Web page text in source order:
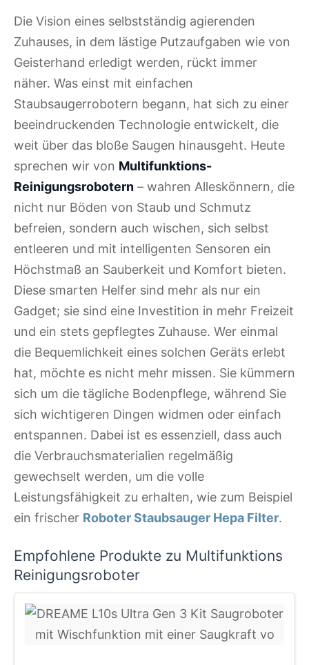
Die Vision eines selbstständig agierenden
Zuhauses, in dem lästige Putzaufgaben wie von
Geisterhand erledigt werden, rückt immer
näher. Was einst mit einfachen
Staubsaugerrobotern begann, hat sich zu einer
beeindruckenden Technologie entwickelt, die
weit über das bloße Saugen hinausgeht. Heute
sprechen wir von Multifunktions-
Reinigungsrobotern – wahren Alleskönnern, die
nicht nur Böden von Staub und Schmutz
befreien, sondern auch wischen, sich selbst
entleeren und mit intelligenten Sensoren ein
Höchstmaß an Sauberkeit und Komfort bieten.
Diese smarten Helfer sind mehr als nur ein
Gadget; sie sind eine Investition in mehr Freizeit
und ein stets gepflegtes Zuhause. Wer einmal
die Bequemlichkeit eines solchen Geräts erlebt
hat, möchte es nicht mehr missen. Sie kümmern
sich um die tägliche Bodenpflege, während Sie
sich wichtigeren Dingen widmen oder einfach
entspannen. Dabei ist es essenziell, dass auch
die Verbrauchsmaterialien regelmäßig
gewechselt werden, um die volle
Leistungsfähigkeit zu erhalten, wie zum Beispiel
ein frischer Roboter Staubsauger Hepa Filter.
Empfohlene Produkte zu Multifunktions
Reinigungsroboter